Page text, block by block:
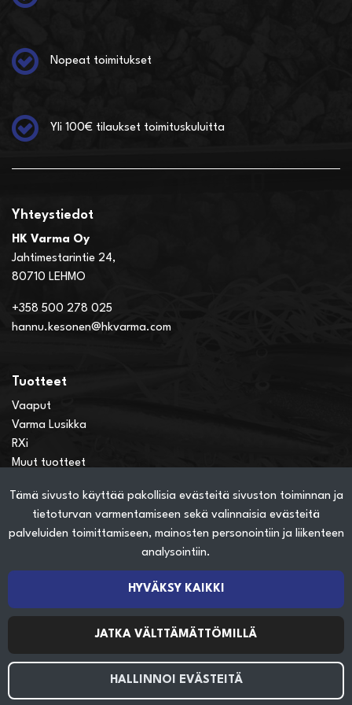
Tämä sivusto käyttää pakollisia evästeitä sivuston toiminnan ja
tietoturvan varmentamiseen sekä valinnaisia evästeitä
palveluiden toimittamiseen, mainosten personointiin ja liikenteen
analysointiin.
HYVÄKSY KAIKKI
JATKA VÄLTTÄMÄTTÖMILLÄ
HALLINNOI EVÄSTEITÄ
Nopeat toimitukset
Yli 100€ tilaukset toimituskuluitta
Yhteystiedot
HK Varma Oy
Jahtimestarintie 24,
80710 LEHMO
+358 500 278 025
hannu.kesonen@hkvarma.com
Tuotteet
Vaaput
Varma Lusikka
RXi
Muut tuotteet
Verkkokauppainfo
Näin teet ostoksia verkkokaupassa
Seuraa sosiaalisessa mediassa